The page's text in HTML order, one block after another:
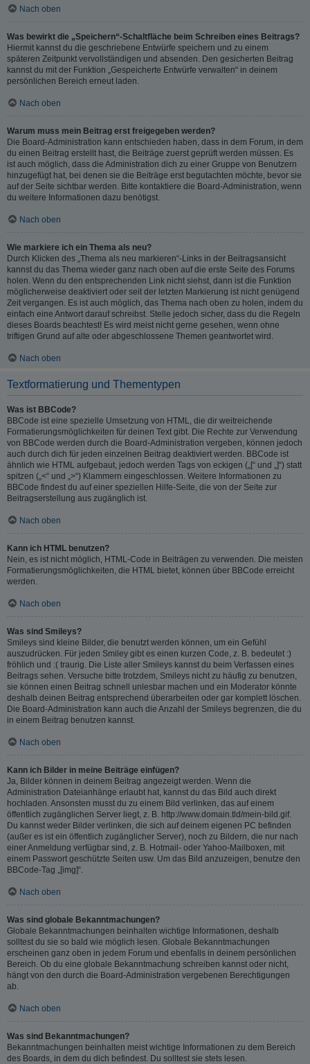
Nach oben
Was bewirkt die „Speichern“-Schaltfläche beim Schreiben eines Beitrags?
Hiermit kannst du die geschriebene Entwürfe speichern und zu einem
späteren Zeitpunkt vervollständigen und absenden. Den gesicherten Beitrag
kannst du mit der Funktion „Gespeicherte Entwürfe verwalten“ in deinem
persönlichen Bereich erneut laden.
Nach oben
Warum muss mein Beitrag erst freigegeben werden?
Die Board-Administration kann entschieden haben, dass in dem Forum, in dem
du einen Beitrag erstellt hast, die Beiträge zuerst geprüft werden müssen. Es
ist auch möglich, dass die Administration dich zu einer Gruppe von Benutzern
hinzugefügt hat, bei denen sie die Beiträge erst begutachten möchte, bevor sie
auf der Seite sichtbar werden. Bitte kontaktiere die Board-Administration, wenn
du weitere Informationen dazu benötigst.
Nach oben
Wie markiere ich ein Thema als neu?
Durch Klicken des „Thema als neu markieren“-Links in der Beitragsansicht
kannst du das Thema wieder ganz nach oben auf die erste Seite des Forums
holen. Wenn du den entsprechenden Link nicht siehst, dann ist die Funktion
möglicherweise deaktiviert oder seit der letzten Markierung ist nicht genügend
Zeit vergangen. Es ist auch möglich, das Thema nach oben zu holen, indem du
einfach eine Antwort darauf schreibst. Stelle jedoch sicher, dass du die Regeln
dieses Boards beachtest! Es wird meist nicht gerne gesehen, wenn ohne
triftigen Grund auf alte oder abgeschlossene Themen geantwortet wird.
Nach oben
Textformatierung und Thementypen
Was ist BBCode?
BBCode ist eine spezielle Umsetzung von HTML, die dir weitreichende
Formatierungsmöglichkeiten für deinen Text gibt. Die Rechte zur Verwendung
von BBCode werden durch die Board-Administration vergeben, können jedoch
auch durch dich für jeden einzelnen Beitrag deaktiviert werden. BBCode ist
ähnlich wie HTML aufgebaut, jedoch werden Tags von eckigen („[“ und „]“) statt
spitzen („<“ und „>“) Klammern eingeschlossen. Weitere Informationen zu
BBCode findest du auf einer speziellen Hilfe-Seite, die von der Seite zur
Beitragserstellung aus zugänglich ist.
Nach oben
Kann ich HTML benutzen?
Nein, es ist nicht möglich, HTML-Code in Beiträgen zu verwenden. Die meisten
Formatierungsmöglichkeiten, die HTML bietet, können über BBCode erreicht
werden.
Nach oben
Was sind Smileys?
Smileys sind kleine Bilder, die benutzt werden können, um ein Gefühl
auszudrücken. Für jeden Smiley gibt es einen kurzen Code, z. B. bedeutet :)
fröhlich und :( traurig. Die Liste aller Smileys kannst du beim Verfassen eines
Beitrags sehen. Versuche bitte trotzdem, Smileys nicht zu häufig zu benutzen,
sie können einen Beitrag schnell unlesbar machen und ein Moderator könnte
deshalb deinen Beitrag entsprechend überarbeiten oder gar komplett löschen.
Die Board-Administration kann auch die Anzahl der Smileys begrenzen, die du
in einem Beitrag benutzen kannst.
Nach oben
Kann ich Bilder in meine Beiträge einfügen?
Ja, Bilder können in deinem Beitrag angezeigt werden. Wenn die
Administration Dateianhänge erlaubt hat, kannst du das Bild auch direkt
hochladen. Ansonsten musst du zu einem Bild verlinken, das auf einem
öffentlich zugänglichen Server liegt, z. B. http://www.domain.tld/mein-bild.gif.
Du kannst weder Bilder verlinken, die sich auf deinem eigenen PC befinden
(außer es ist ein öffentlich zugänglicher Server), noch zu Bildern, die nur nach
einer Anmeldung verfügbar sind, z. B. Hotmail- oder Yahoo-Mailboxen, mit
einem Passwort geschützte Seiten usw. Um das Bild anzuzeigen, benutze den
BBCode-Tag „[img]“.
Nach oben
Was sind globale Bekanntmachungen?
Globale Bekanntmachungen beinhalten wichtige Informationen, deshalb
solltest du sie so bald wie möglich lesen. Globale Bekanntmachungen
erscheinen ganz oben in jedem Forum und ebenfalls in deinem persönlichen
Bereich. Ob du eine globale Bekanntmachung schreiben kannst oder nicht,
hängt von den durch die Board-Administration vergebenen Berechtigungen
ab.
Nach oben
Was sind Bekanntmachungen?
Bekanntmachungen beinhalten meist wichtige Informationen zu dem Bereich
des Boards, in dem du dich befindest. Du solltest sie stets lesen.